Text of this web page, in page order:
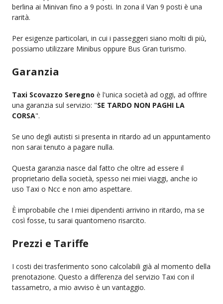
berlina ai Minivan fino a 9 posti. In zona il Van 9 posti è una
rarità.
Per esigenze particolari, in cui i passeggeri siano molti di più,
possiamo utilizzare Minibus oppure Bus Gran turismo.
Garanzia
Taxi Scovazzo Seregno è l'unica società ad oggi, ad offrire
una garanzia sul servizio: "SE TARDO NON PAGHI LA
CORSA".
Se uno degli autisti si presenta in ritardo ad un appuntamento
non sarai tenuto a pagare nulla.
Questa garanzia nasce dal fatto che oltre ad essere il
proprietario della società, spesso nei miei viaggi, anche io
uso Taxi o Ncc e non amo aspettare.
È improbabile che I miei dipendenti arrivino in ritardo, ma se
così fosse, tu sarai quantomeno risarcito.
Prezzi e Tariffe
I costi dei trasferimento sono calcolabili già al momento della
prenotazione. Questo a differenza del servizio Taxi con il
tassametro, a mio avviso è un vantaggio.